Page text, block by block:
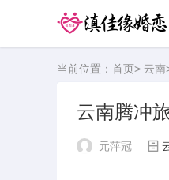
当前位置： 首页> 云南
云南腾冲
元萍冠